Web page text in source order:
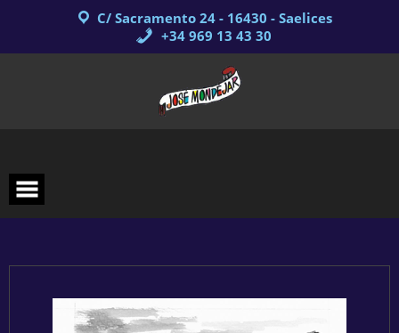
C/ Sacramento 24 - 16430 - Saelices
+34 969 13 43 30